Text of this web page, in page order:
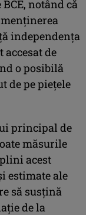
notând că
independenţa
de
o posibilă
de pe pieţele
principal de
măsurile
acest
estimate ale
să susţină
de la